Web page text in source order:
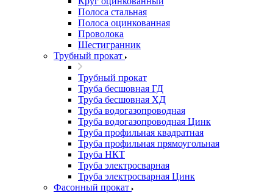
Полоса стальная
Полоса оцинкованная
Проволока
Шестигранник
Трубный прокат
Трубный прокат
Труба бесшовная ГД
Труба бесшовная ХД
Труба водогазопроводная
Труба водогазопроводная Цинк
Труба профильная квадратная
Труба профильная прямоугольная
Труба НКТ
Труба электросварная
Труба электросварная Цинк
Фасонный прокат